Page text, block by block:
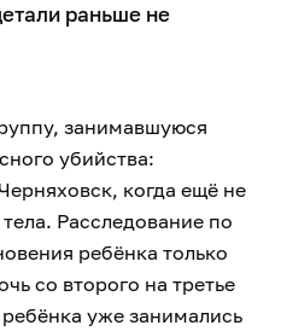
раньше не
занимавшуюся
убийства:
когда ещё не
Расследование по
ребёнка только
со второго на третье
уже занимались